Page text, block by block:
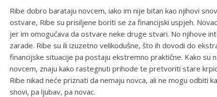
Ribe dobro barataju novcem, iako im nije bitan kao njihovi
ostvare, Ribe su prisiljene boriti se za financijski uspjeh.
jer im omogućava da ostvare neke druge stvari. No njihove
zarade. Ribe su ili izuzetno velikodušne, što ih dovodi do
financijske situacije pa postaju ekstremno praktične. Kako
novcem, znaju kako rastegnuti prihode te pretvoriti stare
Ribe nikad neće priznati da nemaju novca, ali ne mogu odbiti
snovi, pa ljubav, pa novac.